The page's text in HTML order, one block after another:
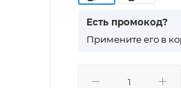
Есть промокод?
Примените его в